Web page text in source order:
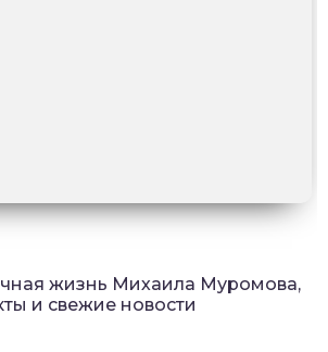
жизнь Михаила Муромова,
и свежие новости